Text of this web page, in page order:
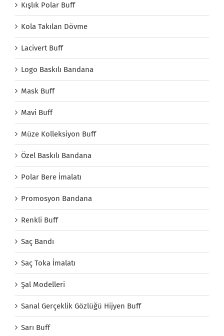
Kışlık Polar Buff
Kola Takılan Dövme
Lacivert Buff
Logo Baskılı Bandana
Mask Buff
Mavi Buff
Müze Kolleksiyon Buff
Özel Baskılı Bandana
Polar Bere İmalatı
Promosyon Bandana
Renkli Buff
Saç Bandı
Saç Toka İmalatı
Şal Modelleri
Sanal Gerçeklik Gözlüğü Hijyen Buff
Sarı Buff